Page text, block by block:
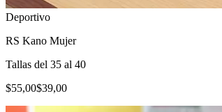
Deportivo
RS Kano Mujer
Tallas del 35 al 40
$55,00$39,00